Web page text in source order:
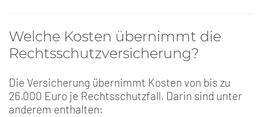
Welche Kosten übernimmt die
Rechtsschutzversicherung?
Die Versicherung übernimmt Kosten von bis zu
26.000 Euro je Rechtsschutzfall. Darin sind unter
anderem enthalten: